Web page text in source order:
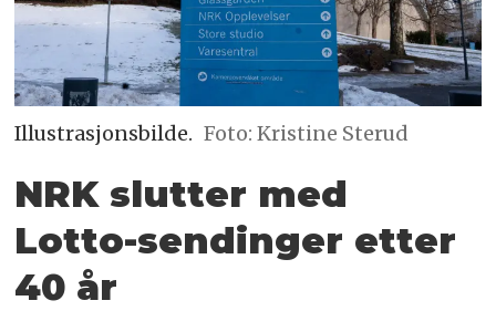
Illustrasjonsbilde. Foto: Kristine Sterud
NRK slutter med
Lotto-sendinger etter
40 år